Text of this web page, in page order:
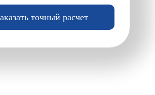
точный расчет